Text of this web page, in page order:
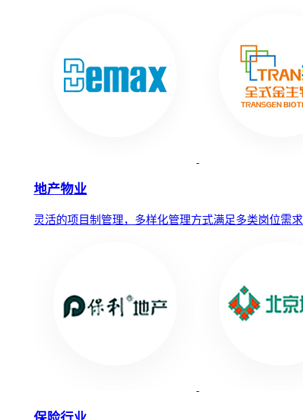
地产物业
灵活的项目制管理，多样化管理方式满足多类岗位需求